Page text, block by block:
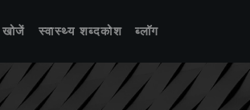
खोजें स्वास्थ्य शब्दकोश ब्लॉग